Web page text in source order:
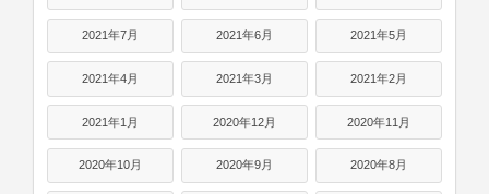
2021年7月 2021年6月 2021年5月
2021年4月 2021年3月 2021年2月
2021年1月 2020年12月 2020年11月
2020年10月 2020年9月 2020年8月